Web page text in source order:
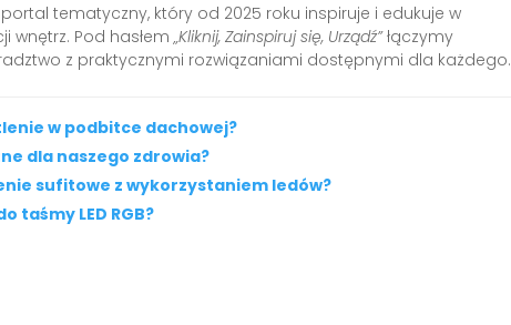
tematyczny, który od 2025 roku inspiruje i edukuje w
wnętrz. Pod hasłem „Kliknij, Zainspiruj się, Urządź”łączymy
z praktycznymi rozwiązaniami dostępnymi dla każdego.
w podbitce dachowej?
dla naszego zdrowia?
sufitowe z wykorzystaniem ledów?
taśmy LED RGB?